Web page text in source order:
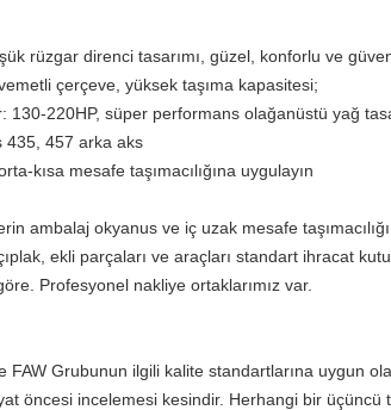
rüzgar direnci tasarımı, güzel, konforlu ve
çerçeve, yüksek taşıma kapasitesi;
130-220HP, süper performans olağanüstü yağ
435, 457 arka aks
kısa mesafe taşımacılığına uygulayın
ambalaj okyanus ve iç uzak mesafe
ekli parçaları ve araçları standart ihracat
Profesyonel nakliye ortaklarımız var.
FAW Grubunun ilgili kalite standartlarına uygun
öncesi incelemesi kesindir. Herhangi bir üçüncü